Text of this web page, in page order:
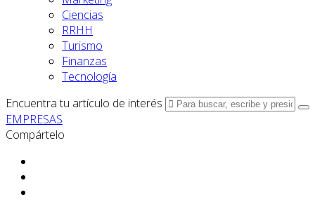
Ciencias
RRHH
Turismo
Finanzas
Tecnología
Encuentra tu artículo de interés
EMPRESAS
Compártelo